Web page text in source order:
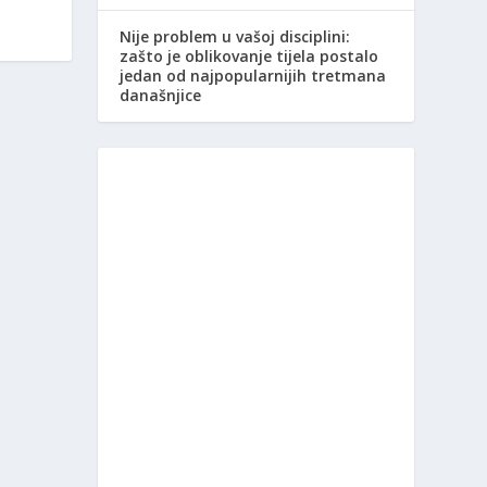
Nije problem u vašoj disciplini:
zašto je oblikovanje tijela postalo
jedan od najpopularnijih tretmana
današnjice